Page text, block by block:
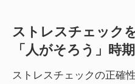
ストレスチェック
「人がそろう」時
ストレスチェックの正確